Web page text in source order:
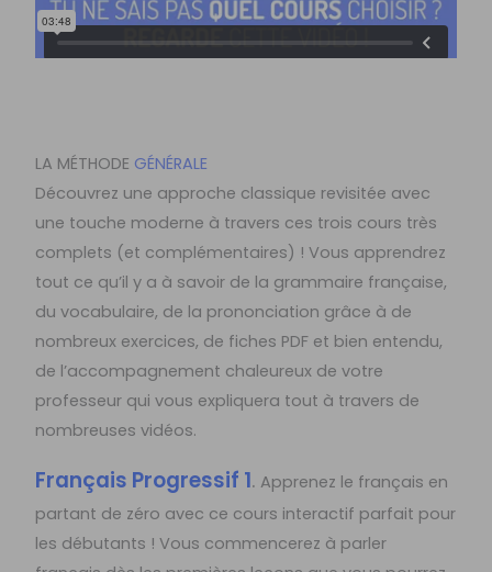
LA MÉTHODE GÉNÉRALE
Découvrez une approche classique revisitée avec
une touche moderne à travers ces trois cours très
complets (et complémentaires) ! Vous apprendrez
tout ce qu’il y a à savoir de la grammaire française,
du vocabulaire, de la prononciation grâce à de
nombreux exercices, de fiches PDF et bien entendu,
de l’accompagnement chaleureux de votre
professeur qui vous expliquera tout à travers de
nombreuses vidéos.
Français Progressif 1. Apprenez le français en
partant de zéro avec ce cours interactif parfait pour
les débutants ! Vous commencerez à parler